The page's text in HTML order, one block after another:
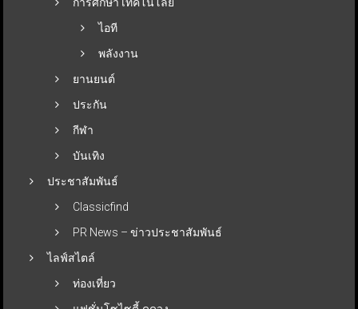
การศึกษา เทคโนโลยี
ไอที
พลังงาน
ยานยนต์
ประกัน
กีฬา
บันเทิง
ประชาสัมพันธ์
Classicfind
PR News – ข่าวประชาสัมพันธ์
ไลฟ์สไตล์
ท่องเที่ยว